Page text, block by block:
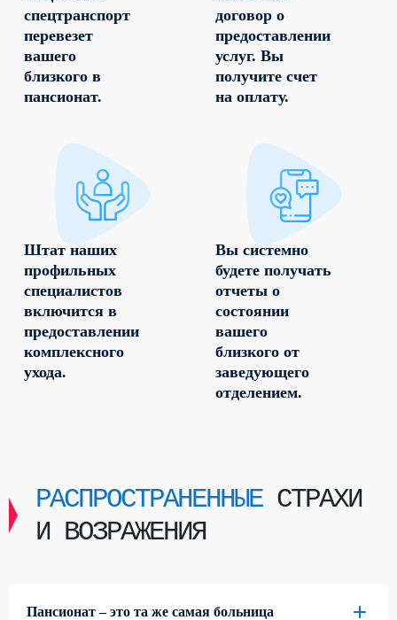
спецтранспорт
перевезет
вашего
близкого в
пансионат.
договор о
предоставлении
услуг. Вы
получите счет
на оплату.
Штат наших
профильных
специалистов
включится в
предоставлении
комплексного
ухода.
Вы системно
будете получать
отчеты о
состоянии
вашего
близкого от
заведующего
отделением.
РАСПРОСТРАНЕННЫЕСТРАХИ
И ВОЗРАЖЕНИЯ
Пансионат – это та же самая больница